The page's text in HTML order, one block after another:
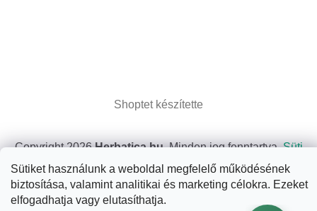
Sütiket használunk a weboldal megfelelő működésének
biztosítása, valamint analitikai és marketing célokra. Ezeket
elfogadhatja vagy elutasíthatja.
Shoptet készítette
Copyright 2026Herbatica.hu. Minden jog fenntartva.Süti
beállítások szerkesztése